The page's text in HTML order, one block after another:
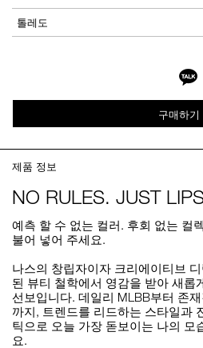
to
cart
options
Actions
변형
구매하기
제품 정보
NO RULES. JUST
예측 할 수 없는 컬러. 후회 없는 컬
불어 넣어 주세요.
나스의 창립자이자 크리에이티브
된 뷰티 철학에서 영감을 받아 새롭
선보입니다. 데일리 MLBB부터 존
까지, 트렌드를 리드하는 스타일과
틱으로 오늘 가장 돋보이는 나의 모
요.